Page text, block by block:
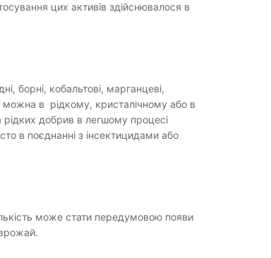
цих активів здійснювалося в
борні, кобальтові, марганцеві,
можна в рідкому, кристалічному або в
рідких добрив в легшому процесі
в поєднанні з інсектицидами або
може стати передумовою появи